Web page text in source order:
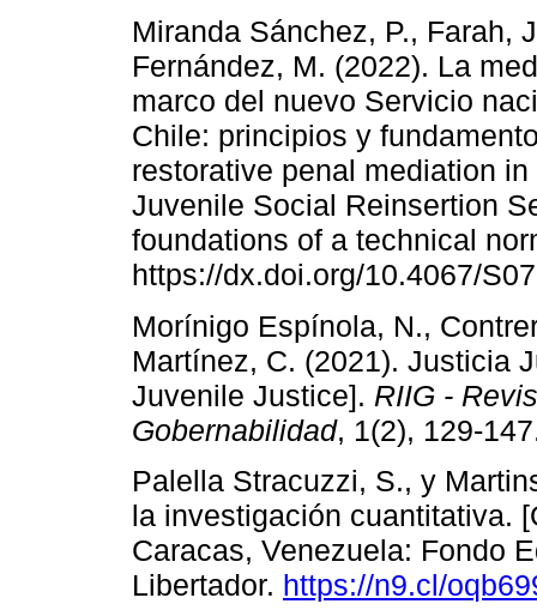
Miranda Sánchez, P., Farah,
Fernández, M. (2022). La
marco del nuevo Servicio
Chile: principios y
restorative penal mediation
Juvenile Social Reinsertion
foundations of a technical
https://dx.doi.org/10.4067/
Morínigo Espínola, N.,
Martínez, C. (2021). Justicia
Juvenile Justice]. RIIG -
Gobernabilidad, 1(2), 129-
Palella Stracuzzi, S., y
la investigación cuantitativa.
Caracas, Venezuela: Fondo
Libertador. https://n9.cl/